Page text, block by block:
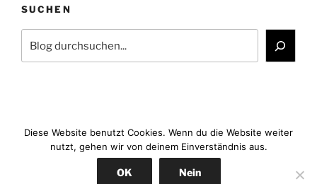
SUCHEN
FacebookYouTubeInstagram
E-
Diese Website benutzt Cookies. Wenn du die Website weiter
nutzt, gehen wir von deinem Einverständnis aus.
OK Nein